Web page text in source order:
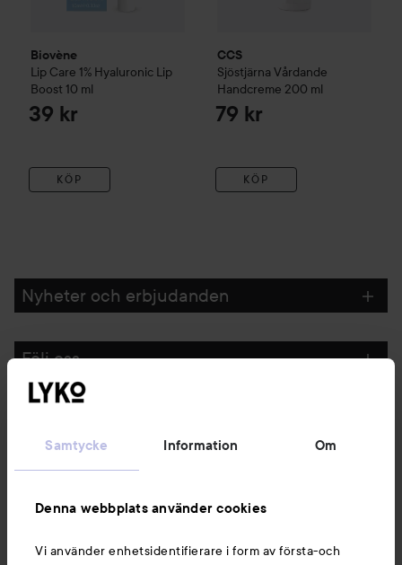
Samtycke Information Om
Denna webbplats använder cookies
Vi använder enhetsidentifierare i form av första-och
Biovène
Lip Care 1% Hyaluronic Lip
Boost 10 ml
39 kr
KÖP
CCS
Sjöstjärna Vårdande
Handcreme 200 ml
79 kr
KÖP
Nyheter och erbjudanden
Följ oss
Du kanske också gillar